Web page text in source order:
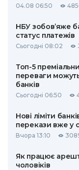
04.08 06:50
НБУ зобов’яже
статус платежів
Сьогодні 08:02
Топ-5
переваги
банків
Сьогодні 06:50
Нові ліміти
перекази вже у
Вчора 13:10
Як працює арешт
чоловіків